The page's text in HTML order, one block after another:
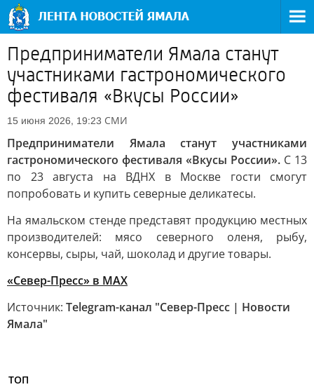
Предприниматели Ямала станут
участниками гастрономического
фестиваля «Вкусы России»
15 июня 2026, 19:23 СМИ
Предприниматели Ямала станут участниками
гастрономического фестиваля «Вкусы России». С 13
по 23 августа на ВДНХ в Москве гости смогут
попробовать и купить северные деликатесы.
На ямальском стенде представят продукцию местных
производителей: мясо северного оленя, рыбу,
консервы, сыры, чай, шоколад и другие товары.
«Север-Пресс» в MAX
Источник: Telegram-канал "Север-Пресс | Новости
Ямала"
ТОП